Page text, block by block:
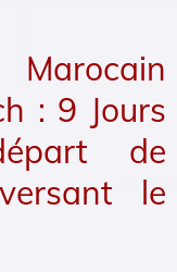
: 9 Jours
de
le